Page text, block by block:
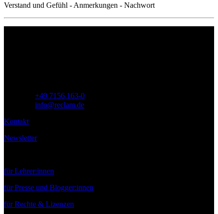
Verstand und Gefühl - Anmerkungen - Nachwort
+49 7156 163-0
info@reclam.de
Kontakt
Newsletter
für Lehrer:innen
für Presse und Blogger:innen
für Rechte & Lizenzen